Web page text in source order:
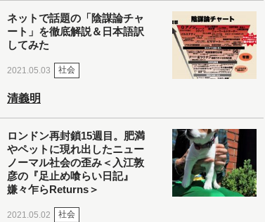
ネットで話題の「陰謀論チャ
ート」を徹底解説＆日本語訳
してみた
2021.05.03 社会
清義明
ロンドン再封鎖15週目。肥満
やペットに現れ出したニュー
ノーマル社会の歪み＜入江敦
彦の『足止め喰らい日記』
嫌々乍らReturns＞
2021.05.02 社会